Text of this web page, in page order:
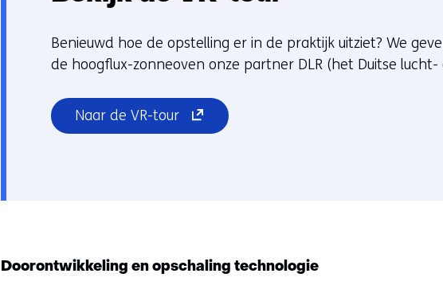
Benieuwd hoe de opstelling er in de praktijk uitziet? We
de hoogflux-zonneoven onze partner DLR (het Duitse
Naar de VR-tour(opent
in
andere
Doorontwikkeling en opschaling technologie